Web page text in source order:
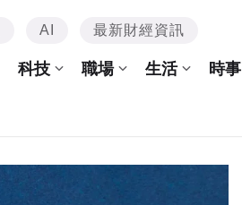
AI 最新財經資訊
科技 職場 生活 時事